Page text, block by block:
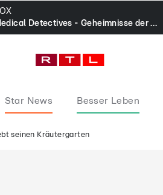
Medical Detectives - Geheimnisse der Gerichtsmedizin
Star News Besser Leben
seinen Kräutergarten